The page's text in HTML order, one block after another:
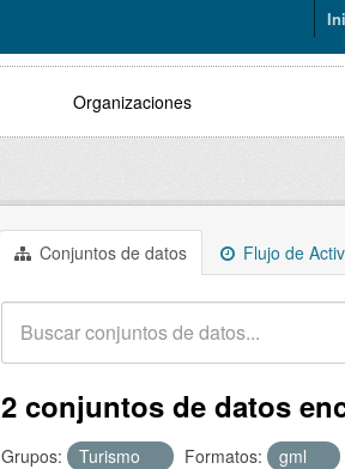
Organizaciones
Conjuntos de datos Flujo de
2 conjuntos de datos
Grupos: Turismo Formatos: gml